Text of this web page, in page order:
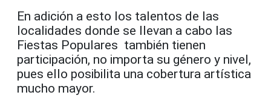
En adición a esto los talentos de las
localidades donde se llevan a cabo las
Fiestas Populares también tienen
participación, no importa su género y nivel,
pues ello posibilita una cobertura artística
mucho mayor.